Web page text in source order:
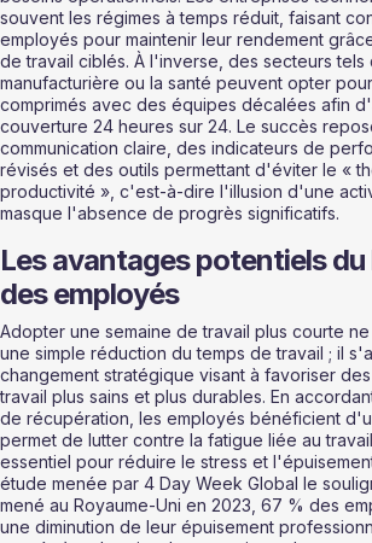
souvent les régimes à temps réduit, faisant
employés pour maintenir leur rendement
de travail ciblés. À l'inverse, des secteurs tels
manufacturière ou la santé peuvent opter
comprimés avec des équipes décalées afin
couverture 24 heures sur 24. Le succès
communication claire, des indicateurs de
révisés et des outils permettant d'éviter le «
productivité », c'est-à-dire l'illusion d'une
masque l'absence de progrès significatifs.
Les avantages potentiels
des employés
Adopter une semaine de travail plus courte
une simple réduction du temps de travail ; il
changement stratégique visant à favoriser
travail plus sains et plus durables. En
de récupération, les employés bénéficient
permet de lutter contre la fatigue liée au
essentiel pour réduire le stress et
étude menée par 4 Day Week Global le
mené au Royaume-Uni en 2023, 67 % des
une diminution de leur épuisement